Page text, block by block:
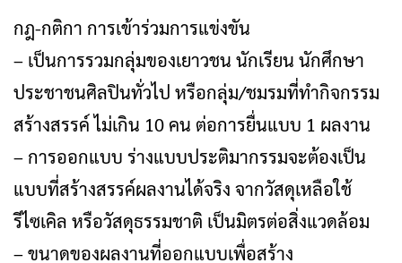
กฎ-กติกา การเข้าร่วมการแข่งขัน
– เป็นการรวมกลุ่มของเยาวชน นักเรียน นักศึกษา
ประชาชนศิลปินทั่วไป หรือกลุ่ม/ชมรมที่ทำกิจกรรม
สร้างสรรค์ ไม่เกิน 10 คน ต่อการยื่นแบบ 1 ผลงาน
– การออกแบบ ร่างแบบประติมากรรมจะต้องเป็น
แบบที่สร้างสรรค์ผลงานได้จริง จากวัสดุเหลือใช้
รีไซเคิล หรือวัสดุธรรมชาติ เป็นมิตรต่อสิ่งแวดล้อม
– ขนาดของผลงานที่ออกแบบเพื่อสร้าง